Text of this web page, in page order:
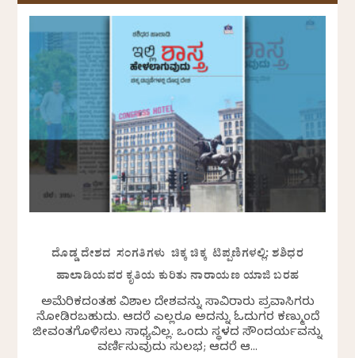
ದೊಡ್ಡ ದೇಶದ ಸಂಗತಿಗಳು ಚಿಕ್ಕ ಚಿಕ್ಕ ಟಿಪ್ಪಣಿಗಳಲ್ಲಿ: ಶಶಿಧರ
ಹಾಲಾಡಿಯವರ ಕೃತಿಯ ಕುರಿತು ನಾರಾಯಣ ಯಾಜಿ ಬರಹ
ಅಮೆರಿಕದಂತಹ ವಿಶಾಲ ದೇಶವನ್ನು ಸಾವಿರಾರು ಪ್ರವಾಸಿಗರು
ನೋಡಿರಬಹುದು. ಆದರೆ ಎಲ್ಲರೂ ಅದನ್ನು ಓದುಗರ ಕಣ್ಮುಂದೆ
ಜೀವಂತಗೊಳಿಸಲು ಸಾಧ್ಯವಿಲ್ಲ. ಒಂದು ಸ್ಥಳದ ಸೌಂದರ್ಯವನ್ನು
ವರ್ಣಿಸುವುದು ಸುಲಭ; ಆದರೆ ಆ...